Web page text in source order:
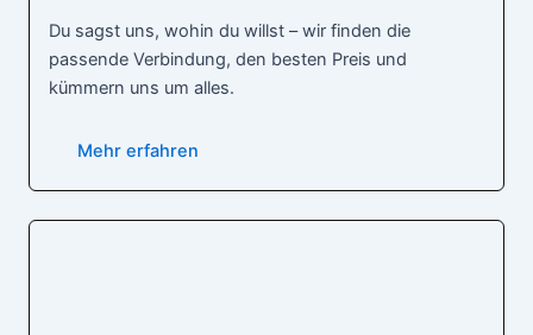
Du sagst uns, wohin du willst – wir finden die
passende Verbindung, den besten Preis und
kümmern uns um alles.
Mehr erfahren